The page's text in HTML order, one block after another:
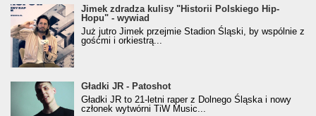
Jimek zdradza kulisy "Historii Polskiego Hip-
Hopu" - wywiad
Jimek zdradza kulisy "Historii Polskiego Hip-
Hopu" - wywiad
Już jutro Jimek przejmie Stadion Śląski, by wspólnie z
gośćmi i orkiestrą...
Gładki JR - Patoshot
Gładki JR - Patoshot
Gładki JR to 21-letni raper z Dolnego Śląska i nowy
członek wytwórni TiW Music...